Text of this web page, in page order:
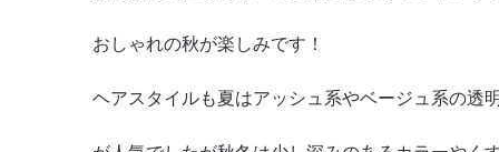
おしゃれの秋が楽しみです！
ヘアスタイルも夏はアッシュ系やベージュ系の透